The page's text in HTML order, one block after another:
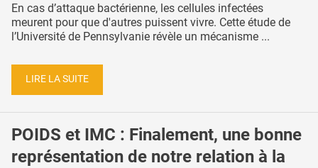
En cas d’attaque bactérienne, les cellules infectées
meurent pour que d'autres puissent vivre. Cette étude de
l’Université de Pennsylvanie révèle un mécanisme ...
LIRE LA SUITE
POIDS et IMC : Finalement, une bonne
représentation de notre relation à la